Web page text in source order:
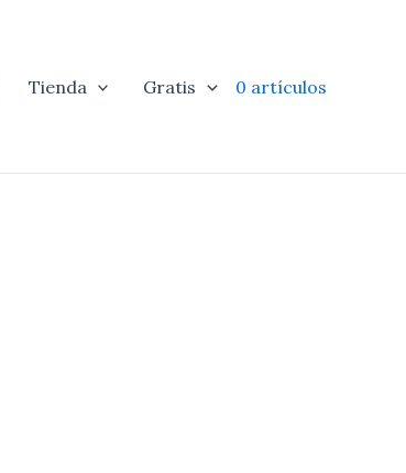
Tienda Gratis 0 artículos